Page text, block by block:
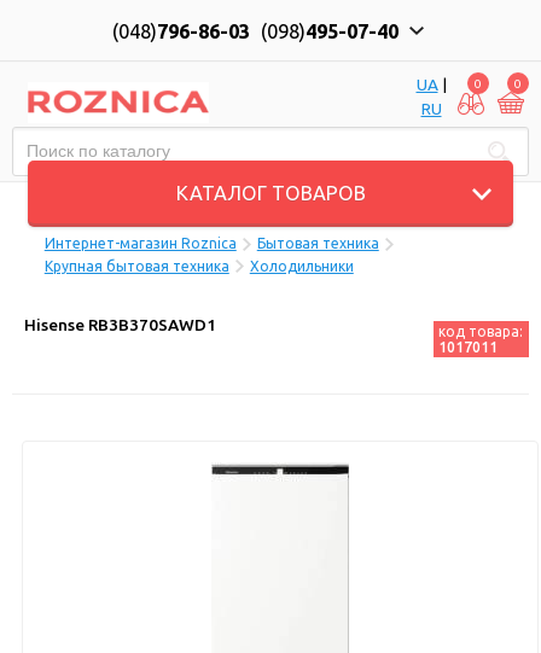
(048)796-86-03 (098)495-07-40
UA|
RU
0 0
КАТАЛОГ ТОВАРОВ
Интернет-магазин Roznica
Бытовая техника
Крупная бытовая техника
Холодильники
Hisense RB3B370SAWD1
код товара:
1017011